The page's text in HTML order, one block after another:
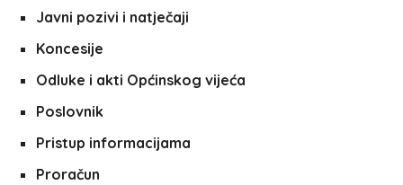
Javni pozivi i natječaji
Koncesije
Odluke i akti Općinskog vijeća
Poslovnik
Pristup informacijama
Proračun